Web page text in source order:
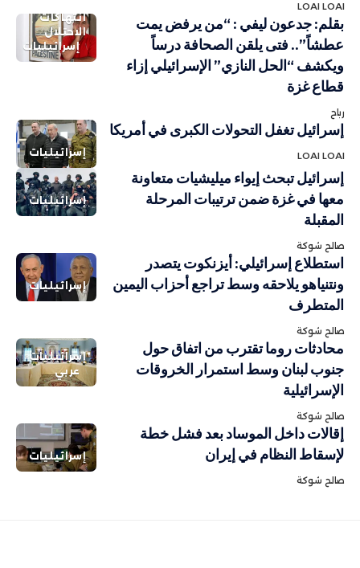
LOAI LOAI
انتهاكات
الاحتلال
إسرائيليات
بقلم: جدعون ليفي : “من يرفض يمت
عطشاً”.. فتى يلقن الصحافة درساً
ويكشف “الحل النازي” الإسرائيلي إزاء
قطاع غزة
رباح
إسرائيليات
إسرائيل تغفل التحولات الكبرى في أمريكا
LOAI LOAI
إسرائيليات
إسرائيل تبحث إيواء ميليشيات متعاونة
معها في غزة ضمن ترتيبات المرحلة
المقبلة
صالح شوكة
إسرائيليات
استطلاع إسرائيلي: أيزنكوت يتصدر
ونتنياهو يلاحقه وسط تراجع أحزاب اليمين
المتطرف
صالح شوكة
إسرائيليات
عربي
محادثات روما تقترب من اتفاق حول
جنوب لبنان وسط استمرار الخروقات
الإسرائيلية
صالح شوكة
إسرائيليات
إقالات داخل الموساد بعد فشل خطة
لإسقاط النظام في إيران
صالح شوكة